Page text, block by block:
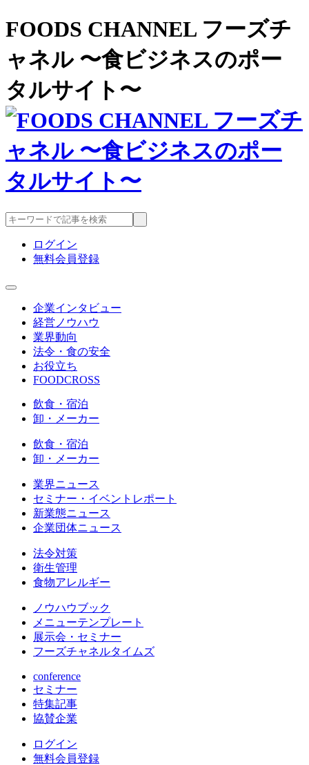
FOODS CHANNEL フーズチ
ャネル 〜食ビジネスのポー
タルサイト〜
ログイン
無料会員登録
企業インタビュー
経営ノウハウ
業界動向
法令・食の安全
お役立ち
FOODCROSS
飲食・宿泊
卸・メーカー
飲食・宿泊
卸・メーカー
業界ニュース
セミナー・イベントレポート
新業態ニュース
企業団体ニュース
法令対策
衛生管理
食物アレルギー
ノウハウブック
メニューテンプレート
展示会・セミナー
フーズチャネルタイムズ
conference
セミナー
特集記事
協賛企業
ログイン
無料会員登録